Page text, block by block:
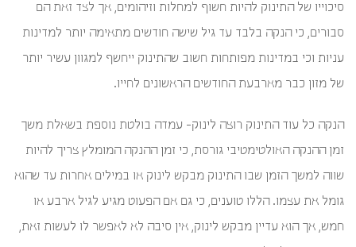
סיכוייו של התינוק להיות חשוף למחלות וזיהומים, אך לצד זאת הם
סבורים, כי הנקה בלבד עד גיל שישה חודשים מתאימה יותר למדינות
עניות וכי במדינות מפותחות חשוב שהתינוק ייחשף למגוון עשיר יותר
של מזון כבר מארבעת החודשים הראשונים לחייו.
הנקה כל עוד התינוק רוצה לינוק- עמדה בולטת נוספת בשאלת משך
זמן ההנקה האולטימטיבי גורסת, כי זמן ההנקה המומלץ צריך להיות
שווה למשך הזמן שבו התינוק מבקש לינוק או במילים אחרות עד שהוא
גומל את עצמו. הללו טוענים, כי גם אם הפעוט מגיע לגיל ארבע או
חמש, אך הוא עדיין מבקש לינוק, אין סיבה לא לאפשר לו לעשות זאת,